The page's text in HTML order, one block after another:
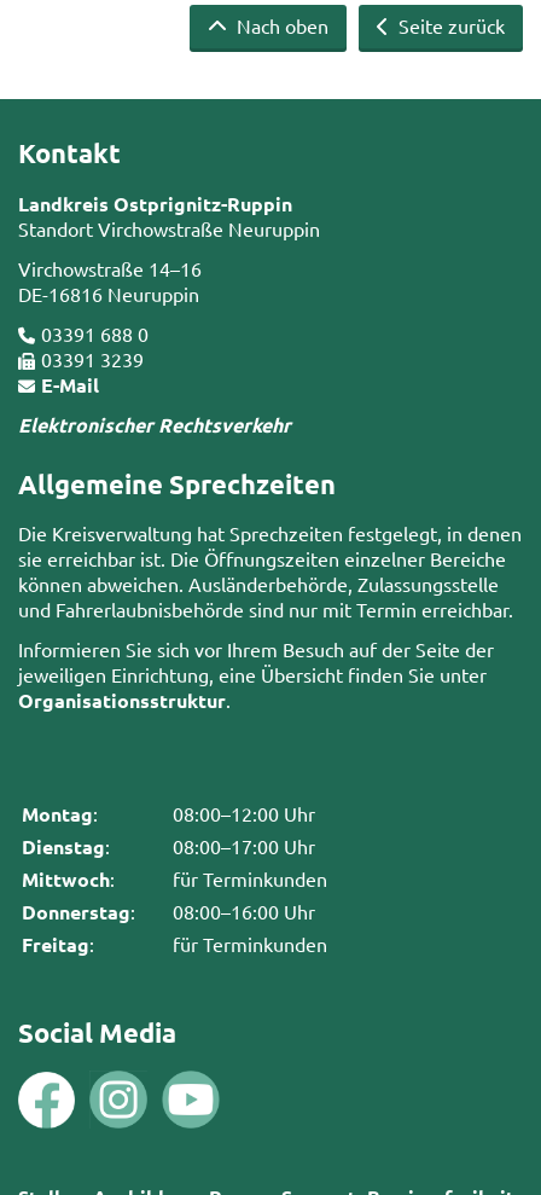
Seite zurück
Nach oben
Kontakt
Landkreis Ostprignitz-Ruppin
Standort Virchowstraße Neuruppin
Virchowstraße 14–16
DE-16816 Neuruppin
03391 688 0
03391 3239
E-Mail
Elektronischer Rechtsverkehr
Allgemeine Sprechzeiten
Die Kreisverwaltung hat Sprechzeiten festgelegt, in denen
sie erreichbar ist. Die Öffnungszeiten einzelner Bereiche
können abweichen. Ausländerbehörde, Zulassungsstelle
und Fahrerlaubnisbehörde sind nur mit Termin erreichbar.
Informieren Sie sich vor Ihrem Besuch auf der Seite der
jeweiligen Einrichtung, eine Übersicht finden Sie unter
Organisationsstruktur.
Montag: 08:00–12:00 Uhr
Dienstag: 08:00–17:00 Uhr
Mittwoch: für Terminkunden
Donnerstag: 08:00–16:00 Uhr
Freitag: für Terminkunden
Social Media